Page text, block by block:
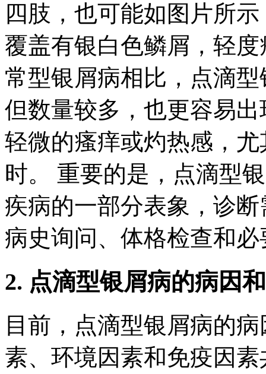
四肢，也可能如图片所
覆盖有银白色鳞屑，轻
常型银屑病相比，点滴
但数量较多，也更容易
轻微的瘙痒或灼热感，
时。 重要的是，点滴型
疾病的一部分表象，诊
病史询问、体格检查和
2. 点滴型银屑病的病因
目前，点滴型银屑病的
素、环境因素和免疫因